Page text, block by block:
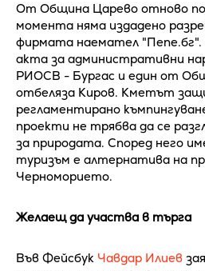
От Община Царево отново
момента няма издадено
фирмата наемател "Пепе.бг".
акта за административни
РИОСВ - Бургас и един от
отбеляза Киров. Кметът
регламентирано
проекти не трябва да се
за природата. Според него
туризъм е алтернатива на
Черноморието.
Желаещ да участва в търга
Във Фейсбук Чавдар Илиев